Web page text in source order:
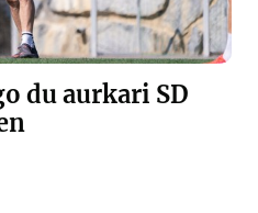
du aurkari SD